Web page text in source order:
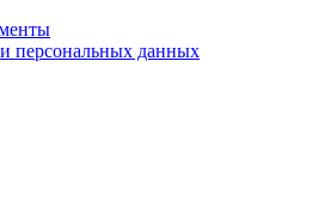
персональных данных